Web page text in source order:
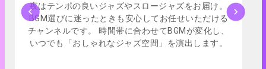
夜はテンポの良いジャズやスロージャズをお届け。
BGM選びに迷ったときも安心してお任せいただける
チャンネルです。 時間帯に合わせてBGMが変化し、
いつでも「おしゃれなジャズ空間」を演出します。